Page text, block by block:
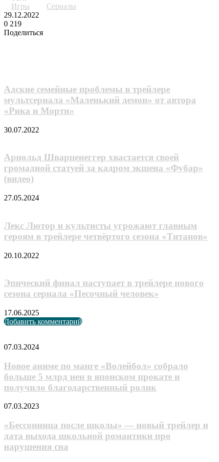
Игры
Сериалы
29.12.2022
0 219
Поделиться
Адские семейные проблемы в трейлере
мультсериала «Маленький демон» от автора
«Рика и Морти»
30.07.2022
Арнольд Шварценеггер хвастается своей
громадной статуей за кадром экшена «Фубар»
(видео)
27.05.2024
Лекс Лютор и культисты угрожают главным
героям в трейлере четвёртого сезона «Титанов»
20.10.2022
Эпический финал наступает в трейлере нового
сезона сериала «Песочный человек»
17.06.2025
Добавить комментарий
Новое
по
манге
«Волейбол»
собрало
5
иен
в
японском
прокате
07.03.2024
Новое аниме по манге «Волейбол» собрало
больше 5 млрд иен в японском прокате и
получило благодарственный ролик
«Бессонница
школы»
—
новый
трейлер
07.03.2023
«Бессонница после школы» — новый трейлер и
дата выхода школьной романтики про
нарушения сна